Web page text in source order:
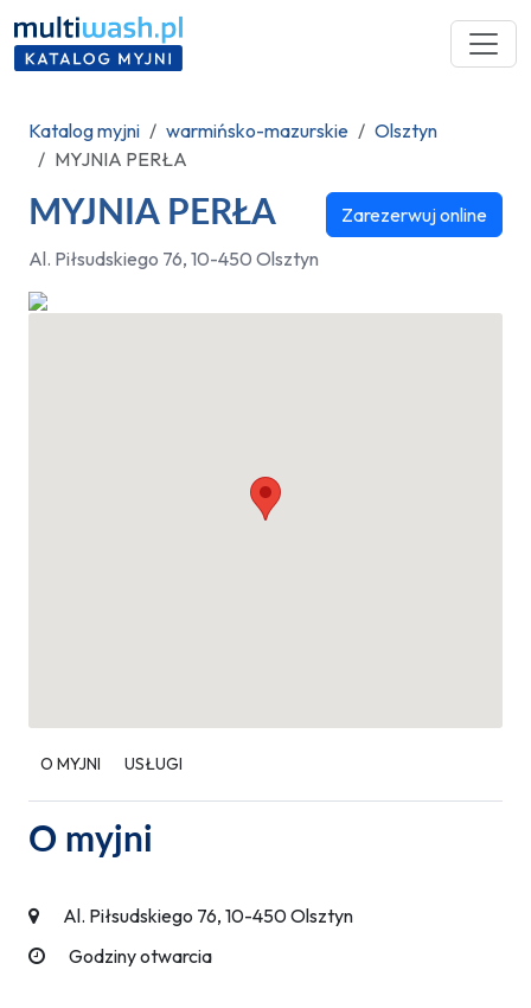
Katalog myjni warmińsko-mazurskie
Olsztyn
MYJNIA PERŁA
MYJNIA PERŁA
Zarezerwuj online
Al. Piłsudskiego 76, 10-450 Olsztyn
O MYJNI USŁUGI
O myjni
Al. Piłsudskiego 76, 10-450 Olsztyn
Godziny otwarcia